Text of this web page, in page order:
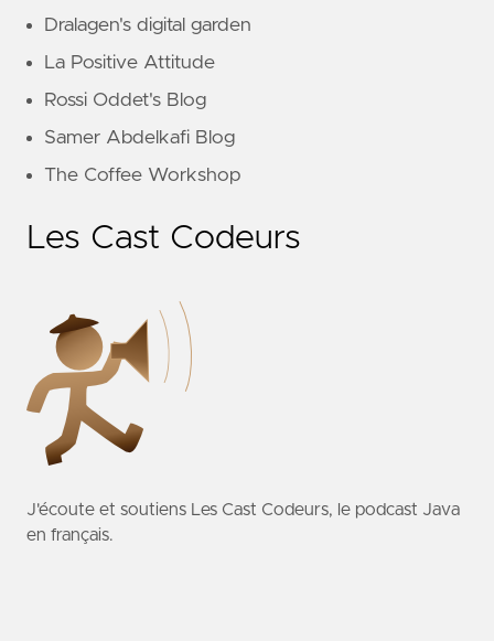
Dralagen's digital garden
La Positive Attitude
Rossi Oddet's Blog
Samer Abdelkafi Blog
The Coffee Workshop
Les Cast Codeurs
J'écoute et soutiens Les Cast Codeurs, le podcast Java
en français.